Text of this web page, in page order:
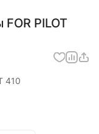
PILOT
410